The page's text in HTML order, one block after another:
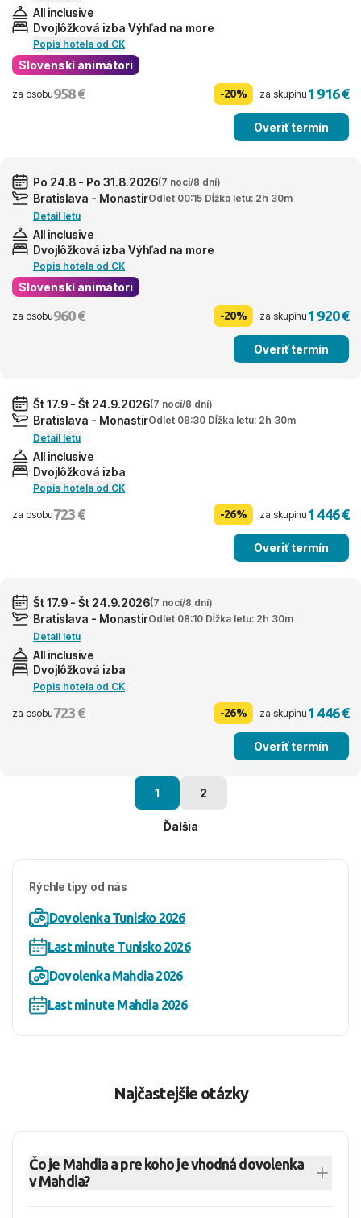
All inclusive
Dvojlôžková izba Výhľad na more
Popis hotela od CK
Slovenskí animátori
za osobu958 € -20% za skupinu1 916 €
Overiť termín
Po 24.8 - Po 31.8.2026(7 nocí/8 dní)
Bratislava - MonastirOdlet 00:15 Dĺžka letu: 2h 30m
Detail letu
All inclusive
Dvojlôžková izba Výhľad na more
Popis hotela od CK
Slovenskí animátori
za osobu960 € -20% za skupinu1 920 €
Overiť termín
Št 17.9 - Št 24.9.2026(7 nocí/8 dní)
Bratislava - MonastirOdlet 08:30 Dĺžka letu: 2h 30m
Detail letu
All inclusive
Dvojlôžková izba
Popis hotela od CK
za osobu723 € -26% za skupinu1 446 €
Overiť termín
Št 17.9 - Št 24.9.2026(7 nocí/8 dní)
Bratislava - MonastirOdlet 08:10 Dĺžka letu: 2h 30m
Detail letu
All inclusive
Dvojlôžková izba
Popis hotela od CK
za osobu723 € -26% za skupinu1 446 €
Overiť termín
1 2
Ďalšia
Rýchle tipy od nás
Dovolenka Tunisko 2026
Last minute Tunisko 2026
Dovolenka Mahdia 2026
Last minute Mahdia 2026
Najčastejšie otázky
Čo je Mahdia a pre koho je vhodná dovolenka
v Mahdia?